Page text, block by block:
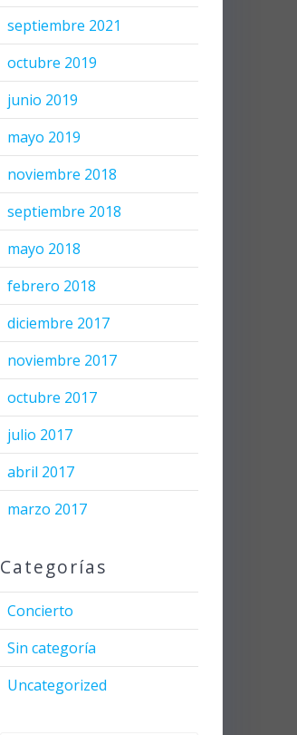
septiembre 2021
octubre 2019
junio 2019
mayo 2019
noviembre 2018
septiembre 2018
mayo 2018
febrero 2018
diciembre 2017
noviembre 2017
octubre 2017
julio 2017
abril 2017
marzo 2017
Categorías
Concierto
Sin categoría
Uncategorized